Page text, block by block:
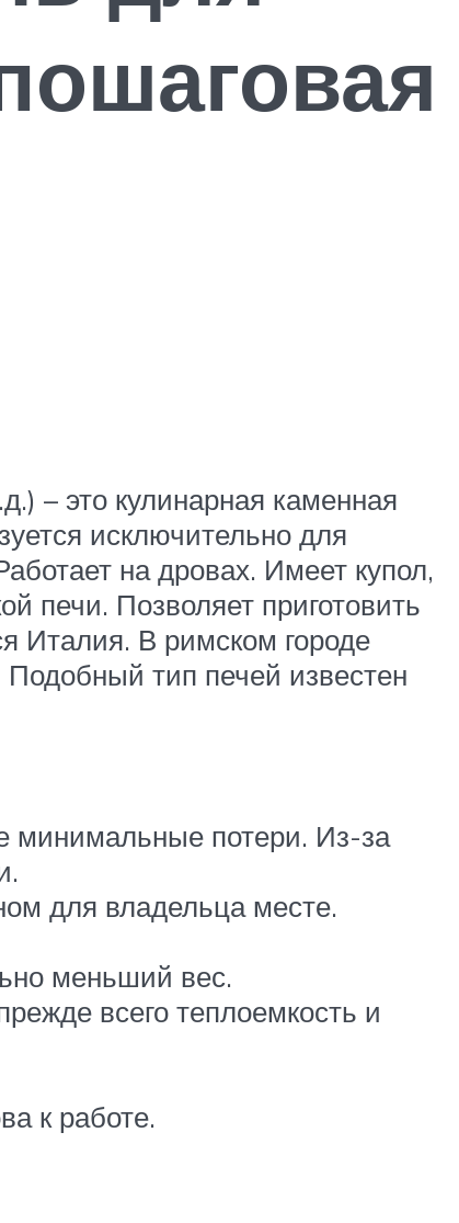
– это кулинарная каменная
исключительно для
на дровах. Имеет купол,
печи. Позволяет приготовить
Италия. В римском городе
тип печей известен
минимальные потери. Из-за
для владельца месте.
меньший вес.
всего теплоемкость и
к работе.